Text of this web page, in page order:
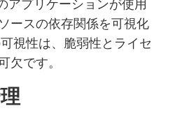
ースの依存関係を可視化
視性は、脆弱性とライセ
欠です。